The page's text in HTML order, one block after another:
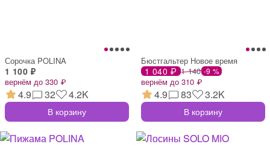
Сорочка POLINA
1 100 ₽
вернём до 330 ₽
4.9 32 4.2K
В корзину
Бюстгальтер Новое время
1 040 ₽ 1 140 -9 %
вернём до 310 ₽
4.9 83 3.2K
В корзину